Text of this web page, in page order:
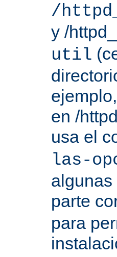
/
y /
util
en /
usa el
las-
parte
para